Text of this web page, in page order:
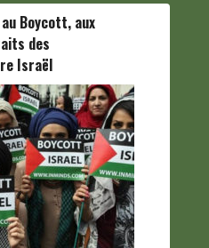
Boycott, aux
des
Israël